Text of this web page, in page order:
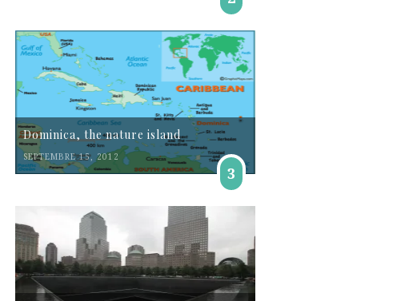
Dominica, the nature island
SEPTEMBRE 15, 2012
3